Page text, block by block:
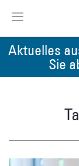
Aktuelles
Sie